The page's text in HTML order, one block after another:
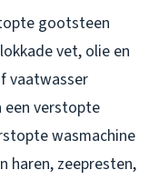
gootsteen
vet, olie en
vaatwasser
een verstopte
wasmachine
haren, zeepresten,